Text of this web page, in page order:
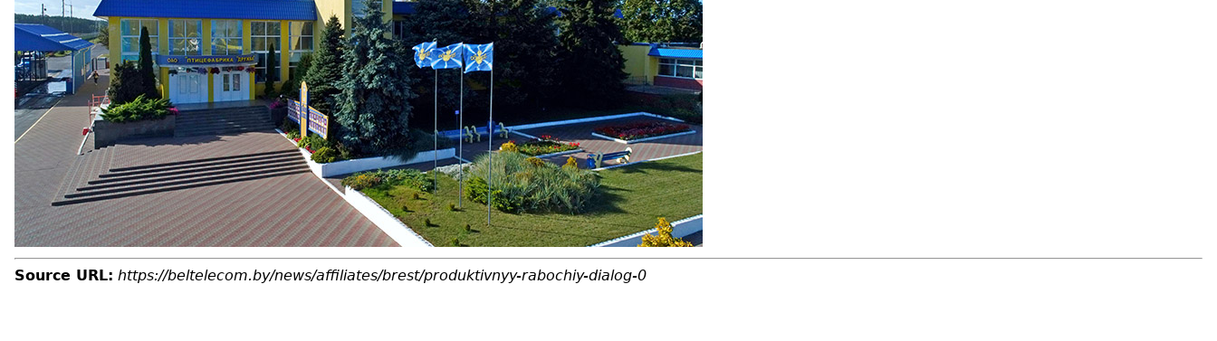
Source URL: https://beltelecom.by/news/affiliates/brest/produktivnyy-rabochiy-dialog-0